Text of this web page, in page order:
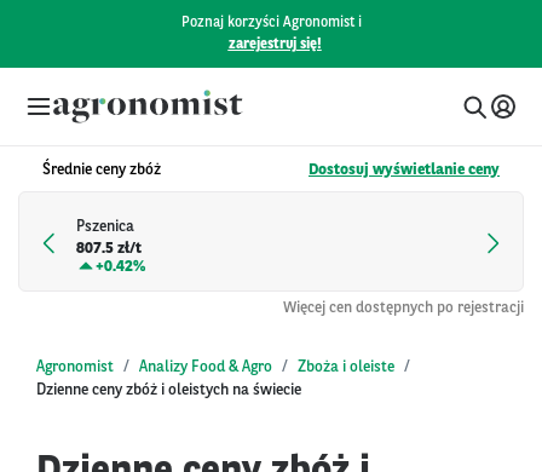
Poznaj korzyści Agronomist i
zarejestruj się!
Średnie ceny zbóż Dostosuj wyświetlanie ceny
Pszenica
807.5 zł/t
+0.42%
Więcej cen dostępnych po rejestracji
Agronomist Analizy Food & Agro
Zboża i oleiste
Dzienne ceny zbóż i oleistych na świecie